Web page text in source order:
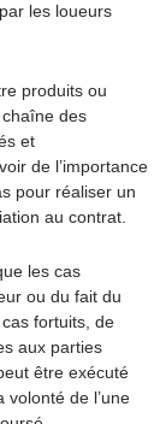
les loueurs
produits ou
des
et
de l’importance
pour réaliser un
au contrat.
les cas
ou du fait du
fortuits, de
aux parties
être exécuté
de l’une